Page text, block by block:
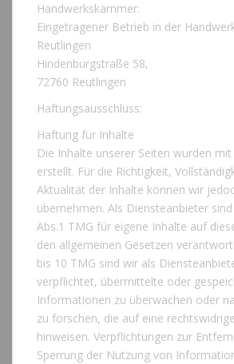
Handwerkskammer:
Eingetragener Betrieb in der
Reutlingen
Hindenburgstraße 58,
72760 Reutlingen
Haftungsausschluss:
Haftung für Inhalte
Die Inhalte unserer Seiten wurden
erstellt. Für die Richtigkeit,
Aktualität der Inhalte können wir
übernehmen. Als Diensteanbieter
Abs.1 TMG für eigene Inhalte auf
den allgemeinen Gesetzen
bis 10 TMG sind wir als
verpflichtet, übermittelte oder
Informationen zu überwachen oder
zu forschen, die auf eine
hinweisen. Verpflichtungen zur
Sperrung der Nutzung von